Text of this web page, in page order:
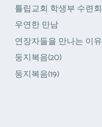
튤립교회 학생부 수련회
우연한 만남
연장자들을 만나는 이유
둥지복음(20)
둥지복음(19)